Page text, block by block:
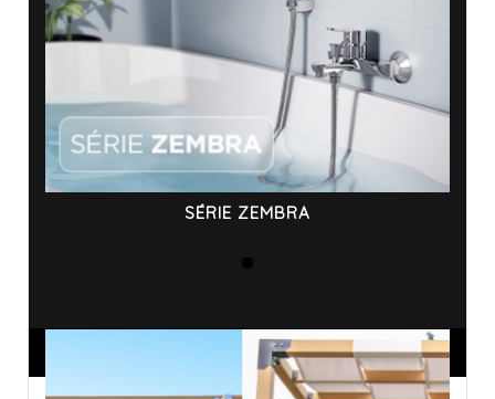
SÉRIE ZEMBRA
ANNONCES SPONSORISÉES